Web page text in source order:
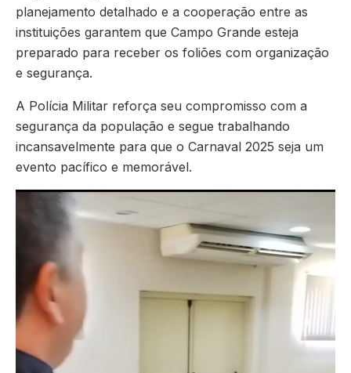
planejamento detalhado e a cooperação entre as
instituições garantem que Campo Grande esteja
preparado para receber os foliões com organização
e segurança.
A Polícia Militar reforça seu compromisso com a
segurança da população e segue trabalhando
incansavelmente para que o Carnaval 2025 seja um
evento pacífico e memorável.
Tocador